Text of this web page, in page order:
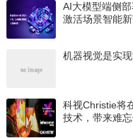
AI大模型端侧
激活场景智能
机器视觉是实
科视Christie将
技术，带来难